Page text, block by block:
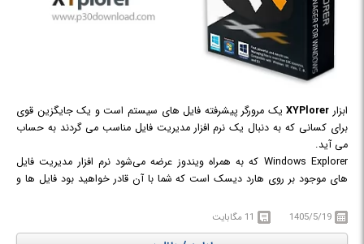
ابزار XYPlorerیک مرورگر پیشرفته فایل های سیستم است و یک جایگزین قوی
برای کسانی که به دنبال یک نرم افزار مدیریت فایل مناسب می گردند به حساب
می آید.
Windows Explorer که به همراه ویندوز عرضه می‌شود نرم افزار مدیریت فایل
های موجود بر روی هارد دیسک است که شما با آن قادر خواهید بود فایل ها و
تقریباً در تمامی نسخه های ویندوز تفاوت چندانی پیدا نکرده است به همین خاطر
کاربران برای رفع برخی از خواسته های خود همواره به دنبال جایگزین های
1405/5/19 11 مگابایت